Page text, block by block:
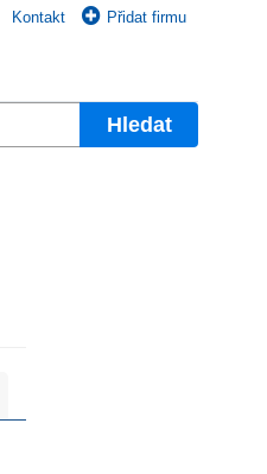
Kontakt Přidat firmu
Hledat